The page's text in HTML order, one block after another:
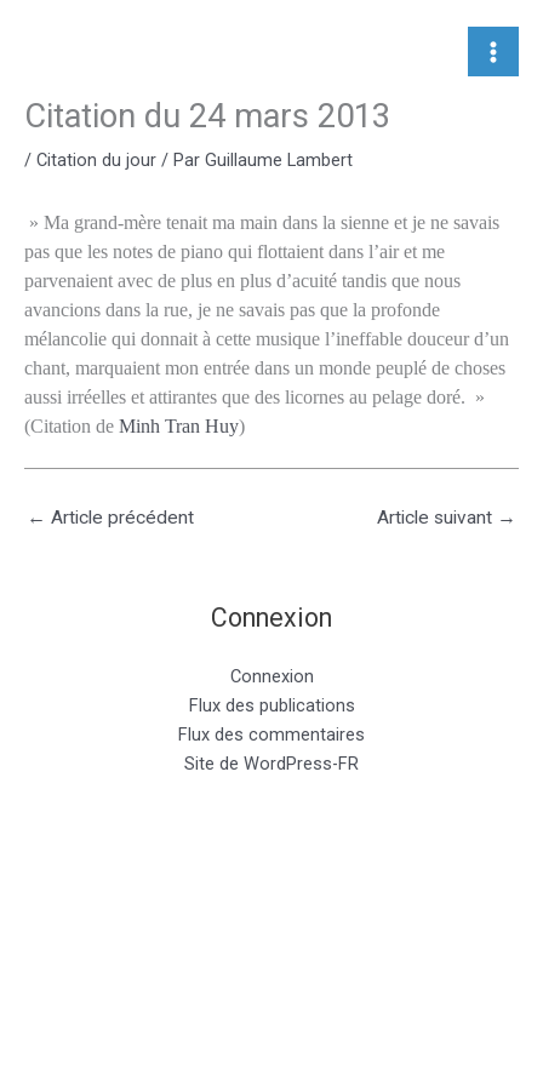
Citation du 24 mars 2013
/ Citation du jour / Par Guillaume Lambert
» Ma grand-mère tenait ma main dans la sienne et je ne savais
pas que les notes de piano qui flottaient dans l’air et me
parvenaient avec de plus en plus d’acuité tandis que nous
avancions dans la rue, je ne savais pas que la profonde
mélancolie qui donnait à cette musique l’ineffable douceur d’un
chant, marquaient mon entrée dans un monde peuplé de choses
aussi irréelles et attirantes que des licornes au pelage doré. »
(Citation de Minh Tran Huy)
← Article précédent Article suivant →
Connexion
Connexion
Flux des publications
Flux des commentaires
Site de WordPress-FR